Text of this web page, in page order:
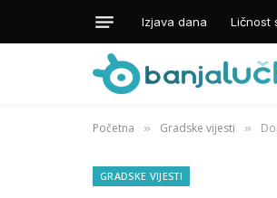
Izjava dana Ličnost
Početna » Gradske vijesti »
GRADSKE VIJESTI